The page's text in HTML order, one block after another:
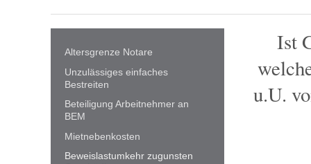
Ist
u.U.
Altersgrenze Notare
Unzulässiges einfaches
Bestreiten
Beteiligung Arbeitnehmer an
BEM
Mietnebenkosten
Beweislastumkehr zugunsten